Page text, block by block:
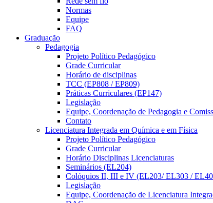
Normas
Equipe
FAQ
Graduação
Pedagogia
Projeto Político Pedagógico
Grade Curricular
Horário de disciplinas
TCC (EP808 / EP809)
Práticas Curriculares (EP147)
Legislação
Equipe, Coordenação de Pedagogia e
Contato
Licenciatura Integrada em Química e em Física
Projeto Político Pedagógico
Grade Curricular
Horário Disciplinas Licenciaturas
Seminários (EL204)
Colóquios II, III e IV (EL203/ EL303 /
Legislação
Equipe, Coordenação de Licenciatura